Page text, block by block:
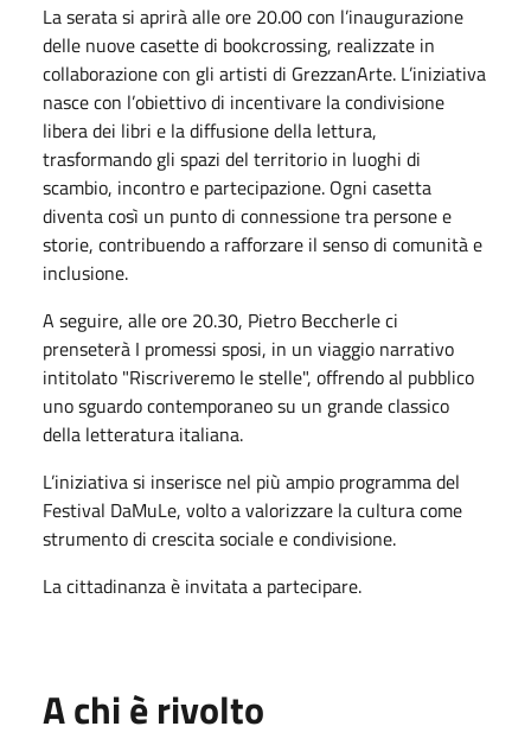
La serata si aprirà alle ore 20.00 con l’inaugurazione
delle nuove casette di bookcrossing, realizzate in
collaborazione con gli artisti di GrezzanArte. L’iniziativa
nasce con l’obiettivo di incentivare la condivisione
libera dei libri e la diffusione della lettura,
trasformando gli spazi del territorio in luoghi di
scambio, incontro e partecipazione. Ogni casetta
diventa così un punto di connessione tra persone e
storie, contribuendo a rafforzare il senso di comunità e
inclusione.
A seguire, alle ore 20.30, Pietro Beccherle ci
prenseterà I promessi sposi, in un viaggio narrativo
intitolato "Riscriveremo le stelle", offrendo al pubblico
uno sguardo contemporaneo su un grande classico
della letteratura italiana.
L’iniziativa si inserisce nel più ampio programma del
Festival DaMuLe, volto a valorizzare la cultura come
strumento di crescita sociale e condivisione.
La cittadinanza è invitata a partecipare.
A chi è rivolto